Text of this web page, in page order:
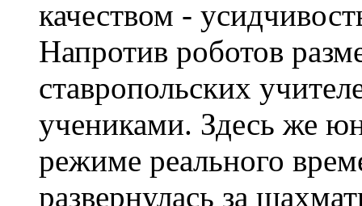
качеством -
Напротив роботов
ставропольских
учениками. Здесь же
режиме реального
развернулась за